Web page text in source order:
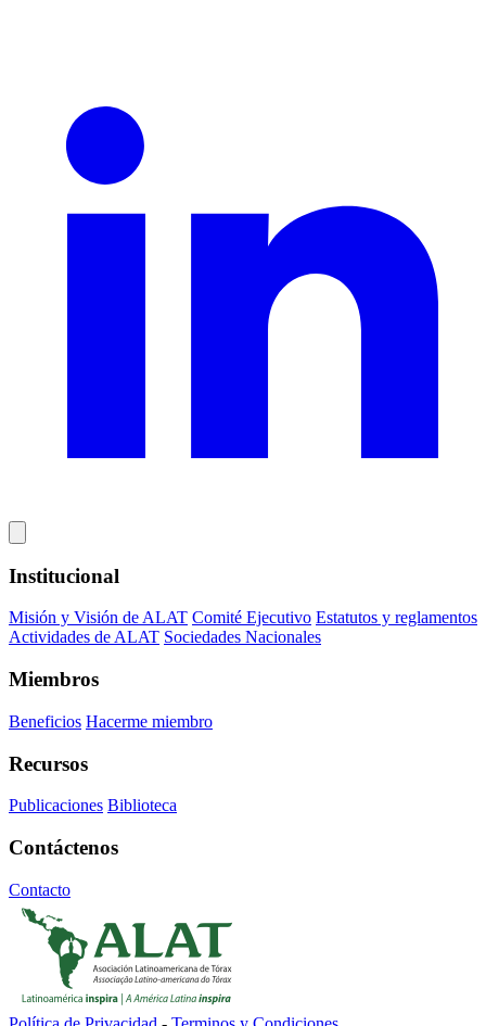
Institucional
Misión y Visión de ALAT Comité Ejecutivo Estatutos y reglamentos
Actividades de ALAT Sociedades Nacionales
Miembros
Beneficios Hacerme miembro
Recursos
Publicaciones Biblioteca
Contáctenos
Contacto